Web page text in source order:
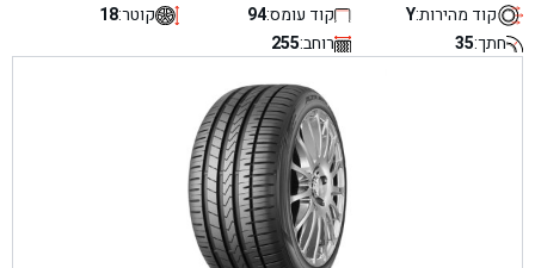
קוד מהירות:Y קוד עומס:94 קוטר:18
חתך:35 רוחב:255